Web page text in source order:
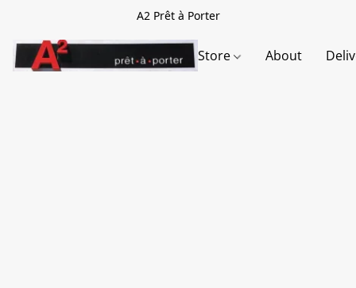
A2 Prêt à Porter
Store About